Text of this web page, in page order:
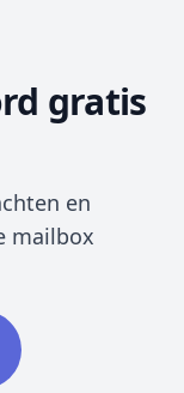
gratis
en
mailbox